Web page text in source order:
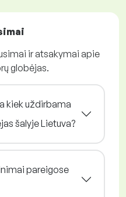
ir atsakymai apie
globėjas.
kiek uždirbama
šalyje Lietuva?
pareigose